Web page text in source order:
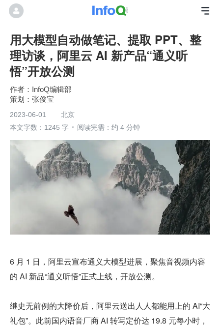
用大模型自动做笔记、提取 PPT、整
理访谈，阿里云 AI 新产品“通义听
悟”开放公测
InfoQ编辑部
张俊宝
2023-06-01
北京
本文字数：1245 字
阅读完需：约 4 分钟
6 月 1 日，阿里云宣布通义大模型进展，聚焦音视频内容
的 AI 新品“通义听悟”正式上线，开放公测。
继史无前例的大降价后，阿里云送出人人都能用上的 AI“大
礼包”。此前国内语音厂商 AI 转写定价达 19.8 元每小时，